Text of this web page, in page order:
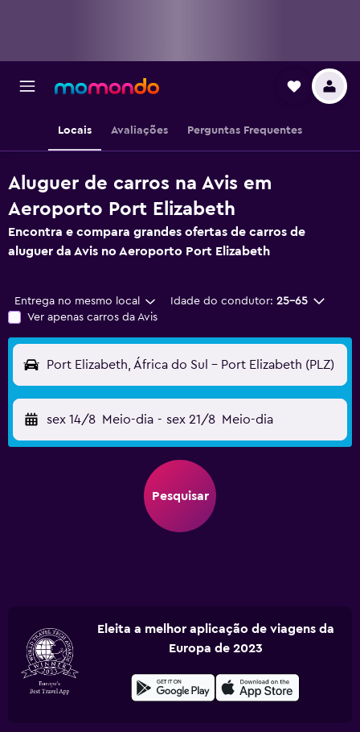
Locais Avaliações Perguntas Frequentes
Aluguer de carros na Avis em
Aeroporto Port Elizabeth
Encontra e compara grandes ofertas de carros de
aluguer da Avis no Aeroporto Port Elizabeth
Entrega no mesmo local Idade do condutor: 25-65
Ver apenas carros da Avis
Port Elizabeth, África do Sul - Port Elizabeth (PLZ)
sex 14/8 Meio-dia - sex 21/8 Meio-dia
Pesquisar
Eleita a melhor aplicação de viagens da
Europa de 2023